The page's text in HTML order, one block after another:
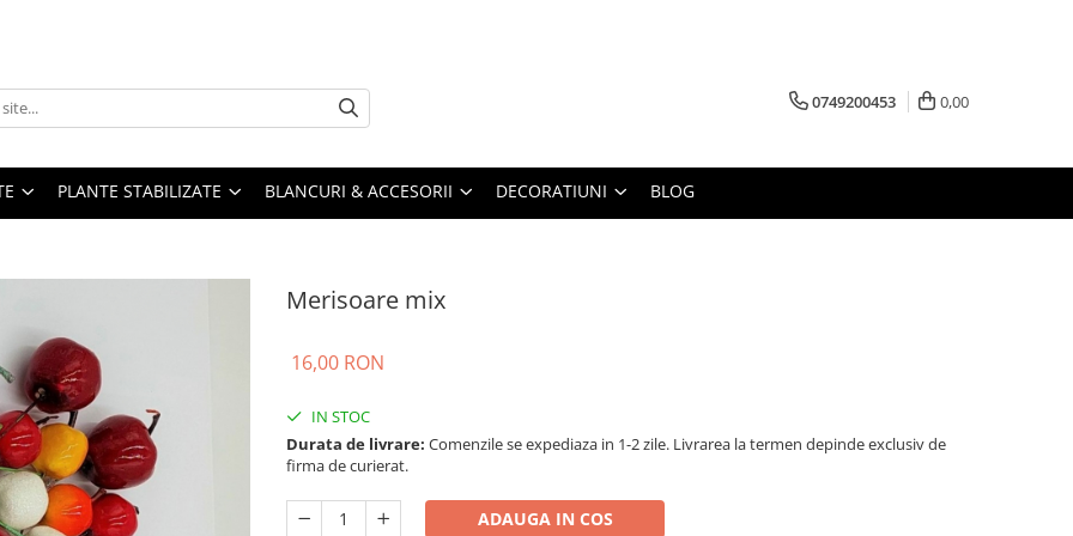
0749200453 0,00
PLANTE STABILIZATE BLANCURI & ACCESORII DECORATIUNI BLOG
Merisoare mix
16,00 RON
IN STOC
Durata de livrare: Comenzile se expediaza in 1-2 zile. Livrarea la termen depinde exclusiv de
firma de curierat.
ADAUGA IN COS